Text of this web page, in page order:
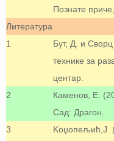
Познате
Литература
1
Бут, Д. и
технике за
центар.
2
Каменов, Е.
Сад: Драгон.
3
Koџопељић,Ј.